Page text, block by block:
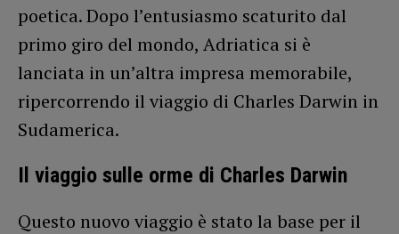
poetica. Dopo l’entusiasmo scaturito dal
primo giro del mondo, Adriatica si è
lanciata in un’altra impresa memorabile,
ripercorrendo il viaggio di Charles Darwin in
Sudamerica.
Il viaggio sulle orme di Charles Darwin
Questo nuovo viaggio è stato la base per il